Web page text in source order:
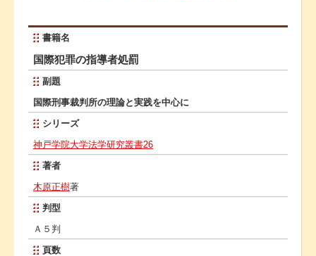
書籍名
国際犯罪の指導者処罰
副題
国際刑事裁判所の理論と実践を中心に
シリーズ
神戸学院大学法学研究叢書26
著者
木原正樹著
判型
Ａ５判
頁数